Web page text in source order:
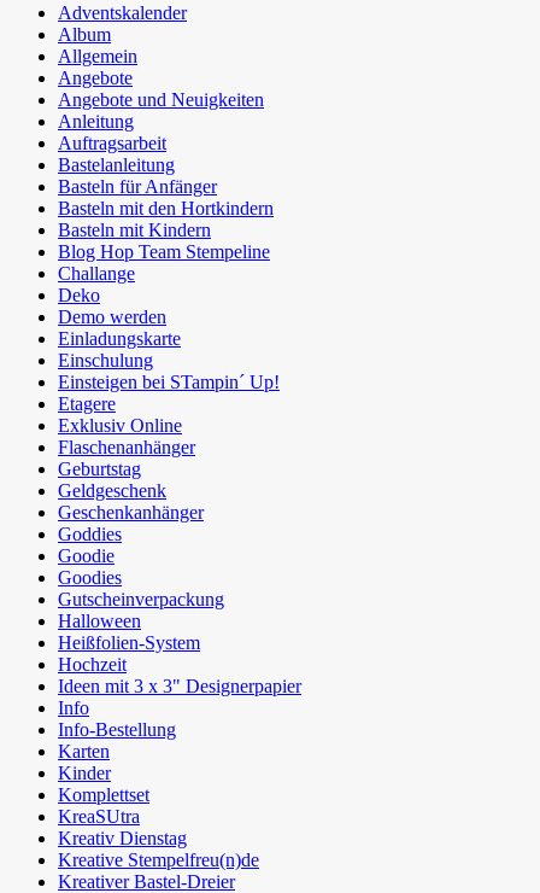
Adventskalender
Album
Allgemein
Angebote
Angebote und Neuigkeiten
Anleitung
Auftragsarbeit
Bastelanleitung
Basteln für Anfänger
Basteln mit den Hortkindern
Basteln mit Kindern
Blog Hop Team Stempeline
Challange
Deko
Demo werden
Einladungskarte
Einschulung
Einsteigen bei STampin´ Up!
Etagere
Exklusiv Online
Flaschenanhänger
Geburtstag
Geldgeschenk
Geschenkanhänger
Goddies
Goodie
Goodies
Gutscheinverpackung
Halloween
Heißfolien-System
Hochzeit
Ideen mit 3 x 3" Designerpapier
Info
Info-Bestellung
Karten
Kinder
Komplettset
KreaSUtra
Kreativ Dienstag
Kreative Stempelfreu(n)de
Kreativer Bastel-Dreier